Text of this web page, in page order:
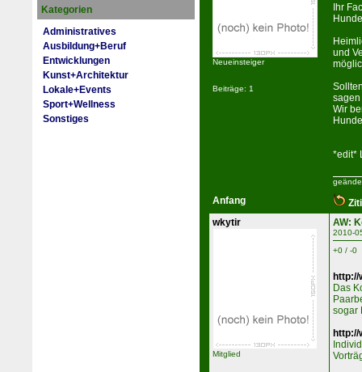
Kategorien
Administratives
Ausbildung+Beruf
Entwicklungen
Kunst+Architektur
Lokale+Events
Sport+Wellness
Sonstiges
Neueinsteiger
Beiträge: 1
Ihr
und
sagen
Wir
*edit*
Anfang
wkytir
Mitglied
AW:
2010-
+0 / -0
Das
sogar